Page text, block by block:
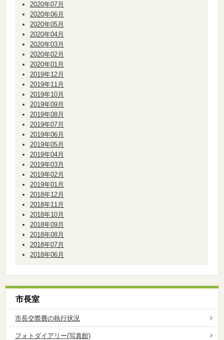
2020年07月
2020年06月
2020年05月
2020年04月
2020年03月
2020年02月
2020年01月
2019年12月
2019年11月
2019年10月
2019年09月
2019年08月
2019年07月
2019年06月
2019年05月
2019年04月
2019年03月
2019年02月
2019年01月
2018年12月
2018年11月
2018年10月
2018年09月
2018年08月
2018年07月
2018年06月
市長室
市長交際費の執行状況
フォトダイアリー(写真館)